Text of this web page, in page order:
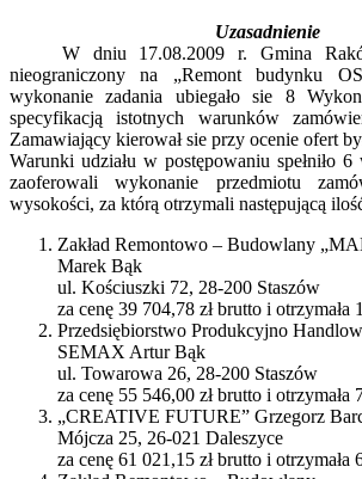
Uzasadnienie
W dniu 17.08.2009 r. Gmina Raków
nieograniczony na „Remont budynku
wykonanie zadania ubiegało sie 8
specyfikacją istotnych warunków
Zamawiający kierował sie przy ocenie ofert
Warunki udziału w postępowaniu spełniło
zaoferowali wykonanie przedmiotu
wysokości, za którą otrzymali następującą
Zakład Remontowo – Budowlany
Marek Bąk
ul. Kościuszki 72, 28-200 Staszów
za cenę 39 704,78 zł brutto i otrzymała
Przedsiębiorstwo Produkcyjno
SEMAX Artur Bąk
ul. Towarowa 26, 28-200 Staszów
za cenę 55 546,00 zł brutto i otrzymała
„CREATIVE FUTURE” Grzegorz
Mójcza 25, 26-021 Daleszyce
za cenę 61 021,15 zł brutto i otrzymała